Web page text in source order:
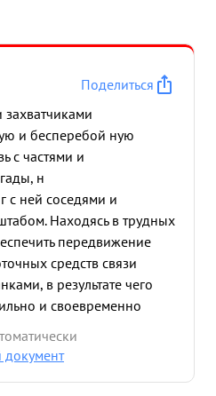
Поделиться
и бесперебой ную
с частями и
н
с ней соседями и
Находясь в трудных
передвижение
средств связи
в результате чего
и своевременно
руководить боем
11 Будучи
документ